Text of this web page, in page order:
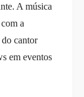
A música
a
cantor
em eventos